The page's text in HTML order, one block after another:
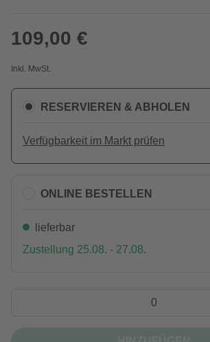
109,00 €
Inkl. MwSt.
RESERVIEREN & ABHOLEN
Verfügbarkeit im Markt prüfen
ONLINE BESTELLEN
lieferbar
Zustellung 25.08. - 27.08.